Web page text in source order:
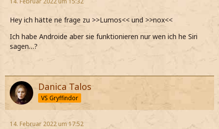
Hey ich hätte ne frage zu >>Lumos<< und >>nox<<
Ich habe Androide aber sie funktionieren nur wen ich he Siri
sagen…?
Danica Talos
VS Gryffindor
14. Februar 2022 um 17:52